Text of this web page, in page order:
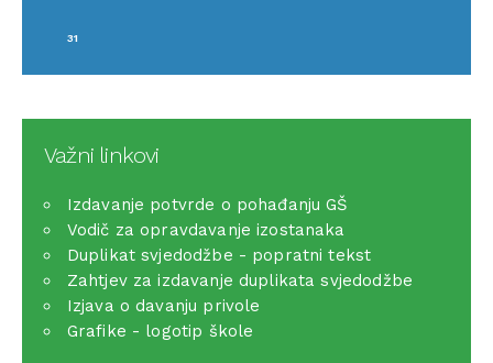
31
Važni linkovi
Izdavanje potvrde o pohađanju GŠ
Vodič za opravdavanje izostanaka
Duplikat svjedodžbe - popratni tekst
Zahtjev za izdavanje duplikata svjedodžbe
Izjava o davanju privole
Grafike - logotip škole